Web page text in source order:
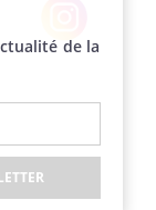
Instagram
de la